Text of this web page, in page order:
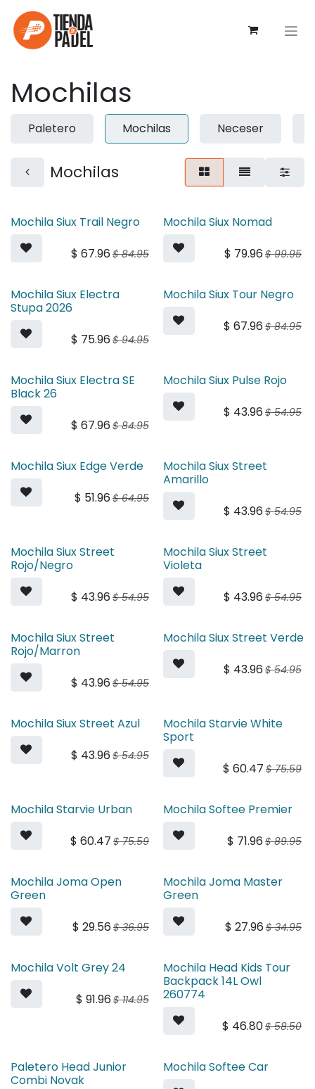
Ir al contenido
Mochilas
Paletero Mochilas Neceser
Mochilas
Mochila Siux Trail Negro
$ 67.96 $84.95
Mochila Siux Nomad
$ 79.96 $99.95
Mochila Siux Electra
Stupa 2026
$ 75.96 $94.95
Mochila Siux Tour Negro
$ 67.96 $84.95
Mochila Siux Electra SE
Black 26
$ 67.96 $84.95
Mochila Siux Pulse Rojo
$ 43.96 $54.95
Mochila Siux Edge Verde
$ 51.96 $64.95
Mochila Siux Street
Amarillo
$ 43.96 $54.95
Mochila Siux Street
Rojo/Negro
$ 43.96 $54.95
Mochila Siux Street
Violeta
$ 43.96 $54.95
Mochila Siux Street
Rojo/Marron
$ 43.96 $54.95
Mochila Siux Street Verde
$ 43.96 $54.95
Mochila Siux Street Azul
$ 43.96 $54.95
Mochila Starvie White
Sport
$ 60.47 $75.59
Mochila Starvie Urban
$ 60.47 $75.59
Mochila Softee Premier
$ 71.96 $89.95
Mochila Joma Open
Green
$ 29.56 $36.95
Mochila Joma Master
Green
$ 27.96 $34.95
Mochila Volt Grey 24
$ 91.96 $114.95
Mochila Head Kids Tour
Backpack 14L Owl
260774
$ 46.80$58.50
Paletero Head Junior
Combi Novak
Mochila Softee Car